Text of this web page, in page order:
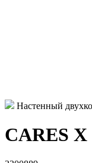
Настенный
CARES X